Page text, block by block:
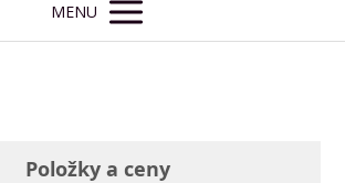
MENU
Položky a ceny